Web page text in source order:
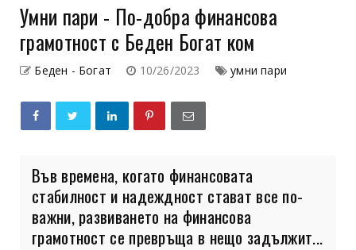
Умни пари - По-добра финансова
грамотност с Беден Богат ком
Беден - Богат 10/26/2023 умни пари
Във времена, когато финансовата
стабилност и надеждност стават все по-
важни, развиването на финансова
грамотност се превръща в нещо задължит...